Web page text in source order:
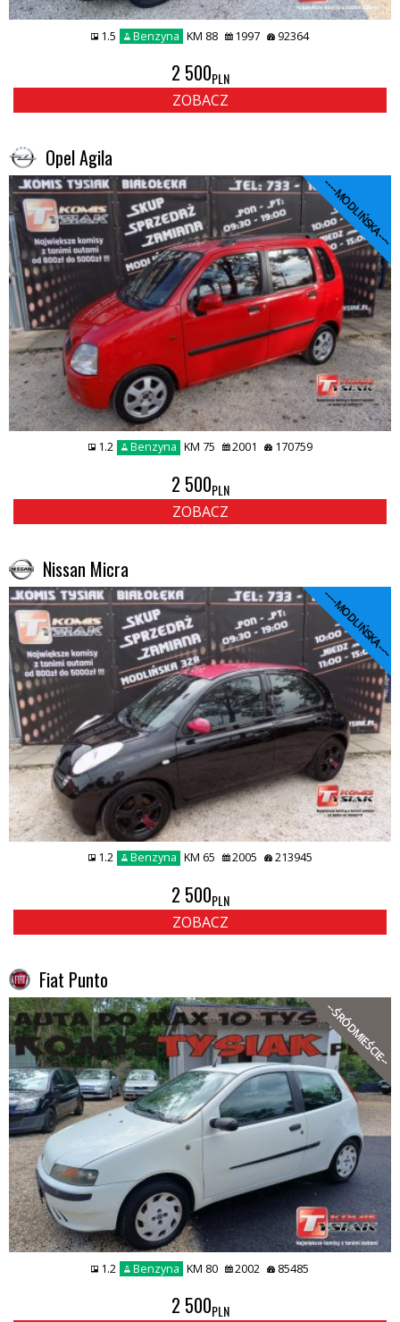
1.5 Benzyna KM 88 1997 92364
2 500PLN
ZOBACZ
Opel Agila
----MODLIŃSKA----
1.2 Benzyna KM 75 2001 170759
2 500PLN
ZOBACZ
Nissan Micra
----MODLIŃSKA----
1.2 Benzyna KM 65 2005 213945
2 500PLN
ZOBACZ
Fiat Punto
--ŚRÓDMIEŚCIE--
1.2 Benzyna KM 80 2002 85485
2 500PLN